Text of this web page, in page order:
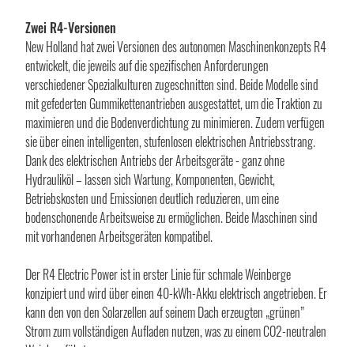
Zwei R4-Versionen
New Holland hat zwei Versionen des autonomen Maschinenkonzepts R4
entwickelt, die jeweils auf die spezifischen Anforderungen
verschiedener Spezialkulturen zugeschnitten sind. Beide Modelle sind
mit gefederten Gummikettenantrieben ausgestattet, um die Traktion zu
maximieren und die Bodenverdichtung zu minimieren. Zudem verfügen
sie über einen intelligenten, stufenlosen elektrischen Antriebsstrang.
Dank des elektrischen Antriebs der Arbeitsgeräte - ganz ohne
Hydrauliköl – lassen sich Wartung, Komponenten, Gewicht,
Betriebskosten und Emissionen deutlich reduzieren, um eine
bodenschonende Arbeitsweise zu ermöglichen. Beide Maschinen sind
mit vorhandenen Arbeitsgeräten kompatibel.
Der R4 Electric Power ist in erster Linie für schmale Weinberge
konzipiert und wird über einen 40-kWh-Akku elektrisch angetrieben. Er
kann den von den Solarzellen auf seinem Dach erzeugten „grünen”
Strom zum vollständigen Aufladen nutzen, was zu einem CO2-neutralen